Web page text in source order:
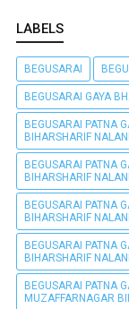
LABELS
BEGUSARAI
BEGUSARAI GAYA
BEGUSARAI PATNA
BIHARSHARIF
BEGUSARAI PATNA
BIHARSHARIF
BEGUSARAI PATNA
BIHARSHARIF
BEGUSARAI PATNA
BIHARSHARIF
BEGUSARAI PATNA
MUZAFFARNAGAR